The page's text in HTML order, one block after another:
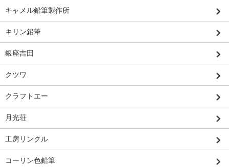
キャメル鉛筆製作所
キリン鉛筆
銀座吉田
クツワ
クラフトエー
月光荘
工房リンクル
コーリン色鉛筆